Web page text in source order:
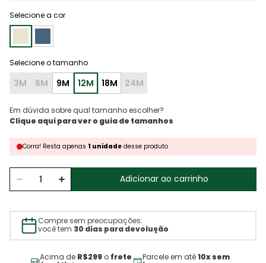
Selecione a cor
3M 6M 9M 12M 18M 24M
Em dúvida sobre qual tamanho escolher?
Corra! Resta apenas 1 unidade desse produto
Adicionar ao carrinho
Compre sem preocupações:
você tem 30 dias para devolução
Acima de R$299 o frete
Parcele em até10x sem